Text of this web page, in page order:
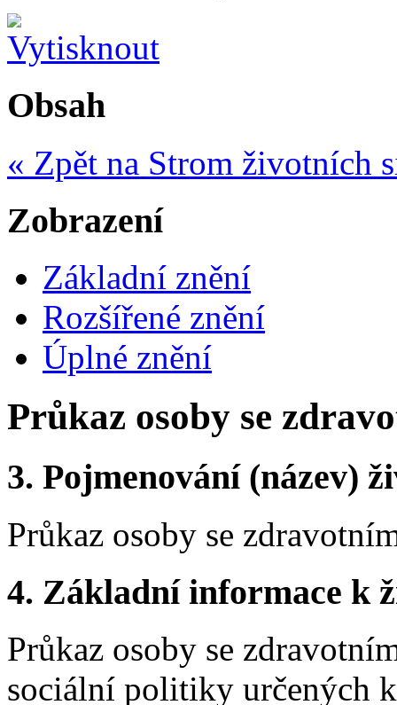
Obsah
« Zpět na Strom životních
Zobrazení
Základní znění
Rozšířené znění
Úplné znění
Průkaz osoby se
3. Pojmenování (název)
Průkaz osoby se
4. Základní informace k
Průkaz osoby se
sociální politiky určených